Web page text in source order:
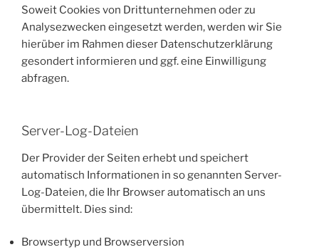
Soweit Cookies von Drittunternehmen oder zu
Analysezwecken eingesetzt werden, werden wir Sie
hierüber im Rahmen dieser Datenschutzerklärung
gesondert informieren und ggf. eine Einwilligung
abfragen.
Server-Log-Dateien
Der Provider der Seiten erhebt und speichert
automatisch Informationen in so genannten Server-
Log-Dateien, die Ihr Browser automatisch an uns
übermittelt. Dies sind:
Browsertyp und Browserversion